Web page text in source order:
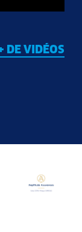
DE VIDÉOS